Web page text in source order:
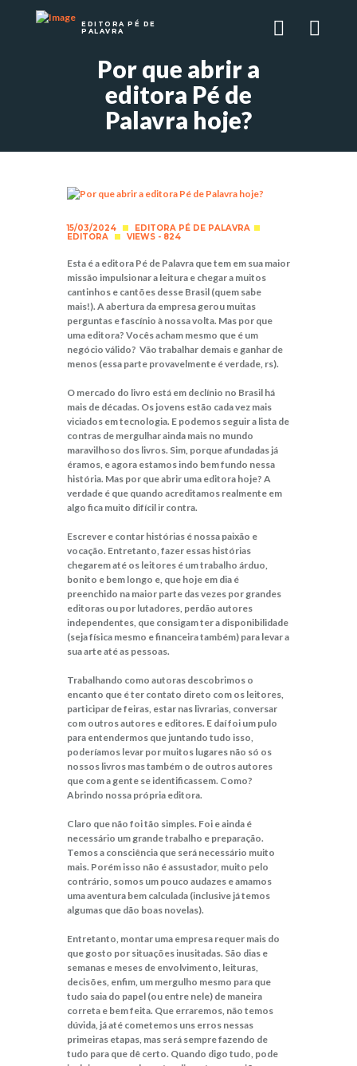
EDITORA PÉ DE
PALAVRA
Por que abrir a
editora Pé de
Palavra hoje?
15/03/2024
EDITORA PÉ DE PALAVRA
EDITORA
VIEWS - 824
Esta é a editora Pé de Palavra que tem em sua maior
missão impulsionar a leitura e chegar a muitos
cantinhos e cantões desse Brasil (quem sabe
mais!). A abertura da empresa gerou muitas
perguntas e fascínio à nossa volta. Mas por que
uma editora? Vocês acham mesmo que é um
negócio válido? Vão trabalhar demais e ganhar de
menos (essa parte provavelmente é verdade, rs).
O mercado do livro está em declínio no Brasil há
mais de décadas. Os jovens estão cada vez mais
viciados em tecnologia. E podemos seguir a lista de
contras de mergulhar ainda mais no mundo
maravilhoso dos livros. Sim, porque afundadas já
éramos, e agora estamos indo bem fundo nessa
história. Mas por que abrir uma editora hoje? A
verdade é que quando acreditamos realmente em
algo fica muito difícil ir contra.
Escrever e contar histórias é nossa paixão e
vocação. Entretanto, fazer essas histórias
chegarem até os leitores é um trabalho árduo,
bonito e bem longo e, que hoje em dia é
preenchido na maior parte das vezes por grandes
editoras ou por lutadores, perdão autores
independentes, que consigam ter a disponibilidade
(seja física mesmo e financeira também) para levar a
sua arte até as pessoas.
Trabalhando como autoras descobrimos o
encanto que é ter contato direto com os leitores,
participar de feiras, estar nas livrarias, conversar
com outros autores e editores. E daí foi um pulo
para entendermos que juntando tudo isso,
poderíamos levar por muitos lugares não só os
nossos livros mas também o de outros autores
que com a gente se identificassem. Como?
Abrindo nossa própria editora.
Claro que não foi tão simples. Foi e ainda é
necessário um grande trabalho e preparação.
Temos a consciência que será necessário muito
mais. Porém isso não é assustador, muito pelo
contrário, somos um pouco audazes e amamos
uma aventura bem calculada (inclusive já temos
algumas que dão boas novelas).
Entretanto, montar uma empresa requer mais do
que gosto por situações inusitadas. São dias e
semanas e meses de envolvimento, leituras,
decisões, enfim, um mergulho mesmo para que
tudo saia do papel (ou entre nele) de maneira
correta e bem feita. Que erraremos, não temos
dúvida, já até cometemos uns erros nessas
primeiras etapas, mas será sempre fazendo de
tudo para que dê certo. Quando digo tudo, pode